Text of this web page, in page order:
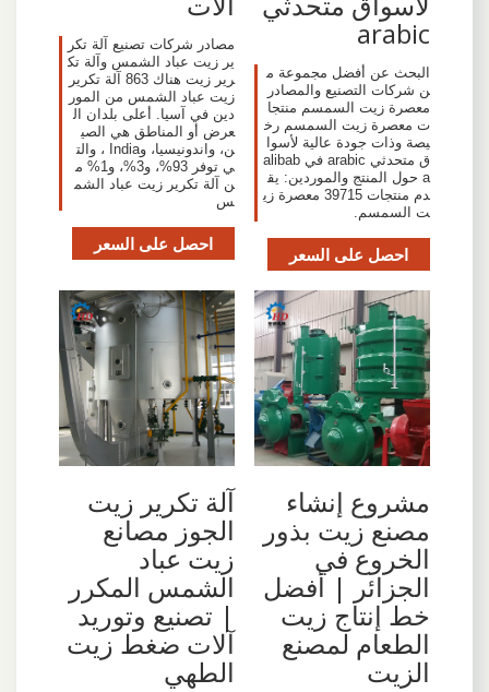
arabic
البحث عن أفضل مجموعة م
ن شركات التصنيع والمصادر
معصرة زيت السمسم منتجا
ت معصرة زيت السمسم رخ
يصة وذات جودة عالية لأسوا
ق متحدثي arabic في alibab
a حول المنتج والموردين: يق
دم منتجات 39715 معصرة زي
ت السمسم.
احصل على السعر
مصادر شركات تصنيع آلة تكر
ير زيت عباد الشمس وآلة تك
رير زيت هناك 863 آلة تكرير
زيت عباد الشمس من المور
دين في آسيا. أعلى بلدان ال
عرض أو المناطق هي الصي
ن، واندونيسيا، وIndia ، والت
ي توفر 93%، و3%، و1% م
ن آلة تكرير زيت عباد الشم
س
احصل على السعر
مشروع إنشاء
مصنع زيت بذور
الخروع في
الجزائر | أفضل
خط إنتاج زيت
الطعام لمصنع
الزيت
آلة تكرير زيت
الجوز مصانع
زيت عباد
الشمس المكرر
| تصنيع وتوريد
آلات ضغط زيت
الطهي